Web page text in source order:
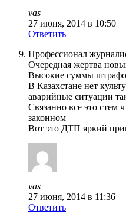
vas
27 июня, 2014 в 10:50
Ответить
Профессионал
Очередная жертва
Высокие суммы
В Казахстане нет
аварийные ситуации
Связанно все это стем
законном
Вот это ДТП яркий
vas
27 июня, 2014 в 11:36
Ответить